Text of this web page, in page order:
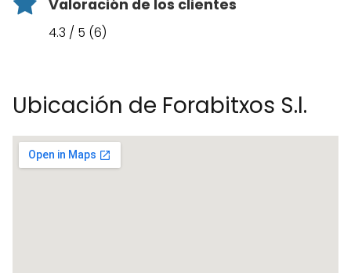
Valoración de los clientes
4.3 / 5 (6)
Ubicación de Forabitxos S.l.